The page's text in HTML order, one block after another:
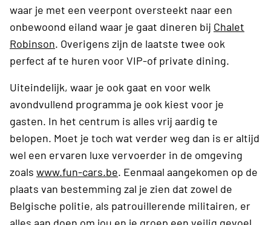
waar je met een veerpont oversteekt naar een
onbewoond eiland waar je gaat dineren bij Chalet
Robinson. Overigens zijn de laatste twee ook
perfect af te huren voor VIP-of private dining.
Uiteindelijk, waar je ook gaat en voor welk
avondvullend programma je ook kiest voor je
gasten. In het centrum is alles vrij aardig te
belopen. Moet je toch wat verder weg dan is er altijd
wel een ervaren luxe vervoerder in de omgeving
zoals www.fun-cars.be. Eenmaal aangekomen op de
plaats van bestemming zal je zien dat zowel de
Belgische politie, als patrouillerende militairen, er